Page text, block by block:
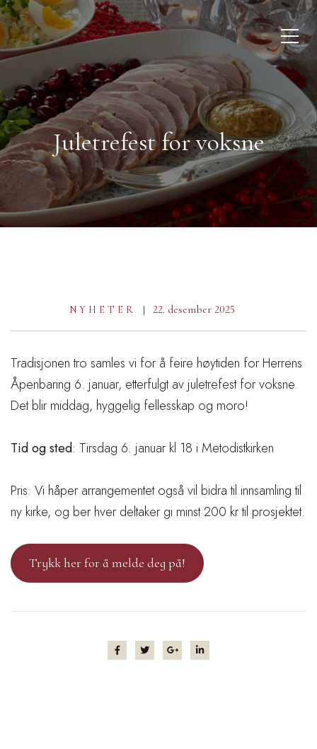
Juletrefest for voksne
NYHETER 22. desember 2025
Tradisjonen tro samles vi for å feire høytiden for Herrens
Åpenbaring 6. januar, etterfulgt av juletrefest for voksne.
Det blir middag, hyggelig fellesskap og moro!
Tid og sted: Tirsdag 6. januar kl 18 i Metodistkirken
Pris: Vi håper arrangementet også vil bidra til innsamling til
ny kirke, og ber hver deltaker gi minst 200 kr til prosjektet.
Trykk her for å melde deg på!